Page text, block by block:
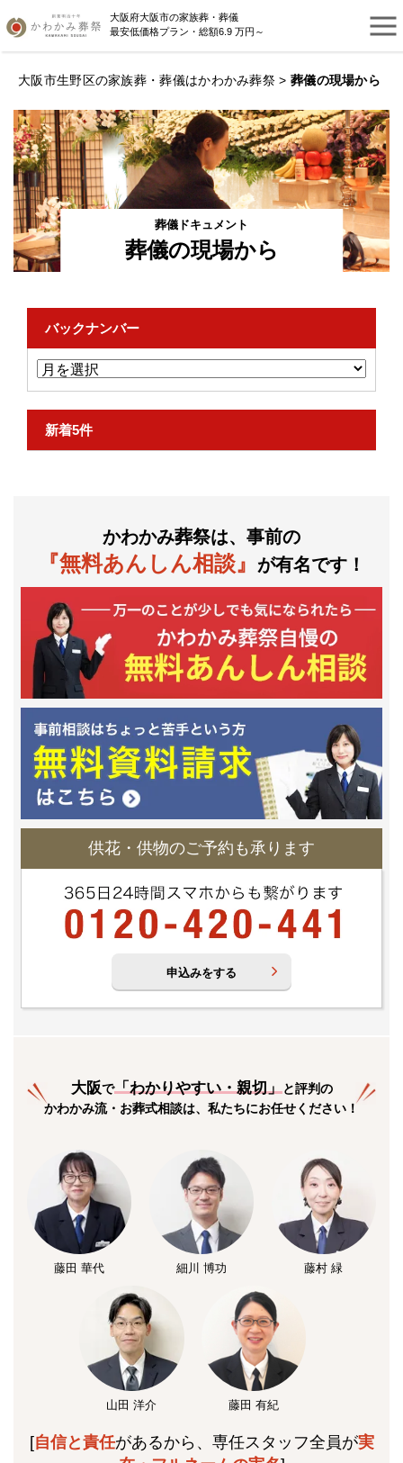
大阪府大阪市の家族葬・葬儀
最安低価格プラン・総額6.9 万円～
大阪市生野区の家族葬・葬儀はかわかみ葬祭 > 葬儀の現場から
葬儀ドキュメント
葬儀の現場から
バックナンバー
新着5件
かわかみ葬祭は、事前の
『無料あんしん相談』 が有名です！
供花・供物のご予約も承ります
申込みをする
大阪で「わかりやすい・親切」と評判の
かわかみ流・お葬式相談は、私たちにお任せください！
藤田 華代 細川 博功 藤村 緑
山田 洋介 藤田 有紀
[自信と責任があるから、専任スタッフ全員が実